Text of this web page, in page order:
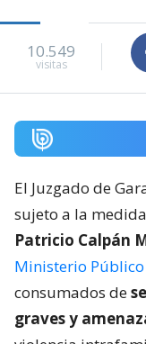
10.549
visitas
El Juzgado de
sujeto a la
Patricio Calpán
Ministerio Público
consumados de
graves y